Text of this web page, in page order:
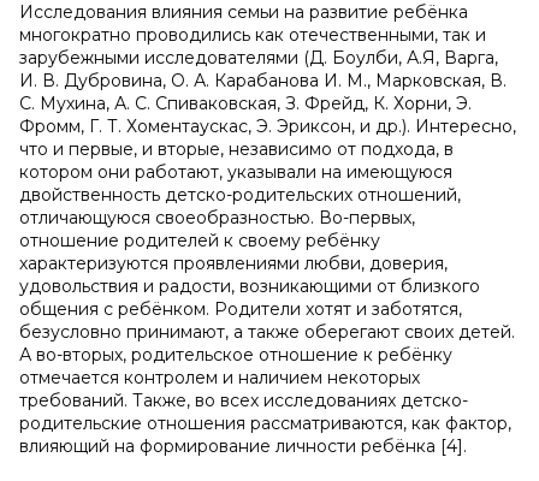
Исследования влияния семьи на развитие ребёнка
многократно проводились как отечественными, так и
зарубежными исследователями (Д. Боулби, А.Я, Варга,
И. В. Дубровина, О. А. Карабанова И. М., Марковская, В.
С. Мухина, А. С. Спиваковская, З. Фрейд, К. Хорни, Э.
Фромм, Г. Т. Хоментаускас, Э. Эриксон, и др.). Интересно,
что и первые, и вторые, независимо от подхода, в
котором они работают, указывали на имеющуюся
двойственность детско-родительских отношений,
отличающуюся своеобразностью. Во-первых,
отношение родителей к своему ребёнку
характеризуются проявлениями любви, доверия,
удовольствия и радости, возникающими от близкого
общения с ребёнком. Родители хотят и заботятся,
безусловно принимают, а также оберегают своих детей.
А во-вторых, родительское отношение к ребёнку
отмечается контролем и наличием некоторых
требований. Также, во всех исследованиях детско-
родительские отношения рассматриваются, как фактор,
влияющий на формирование личности ребёнка [4].